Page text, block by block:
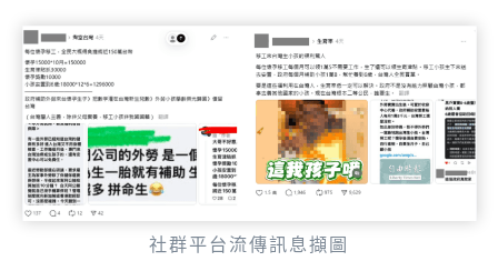
社群平台流傳訊息擷圖